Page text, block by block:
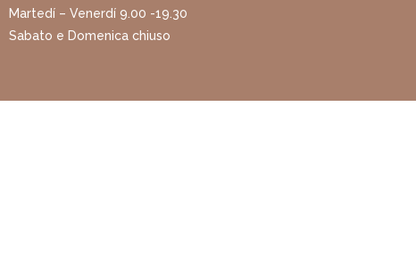
Martedí – Venerdí 9.00 -19.30
Sabato e Domenica chiuso